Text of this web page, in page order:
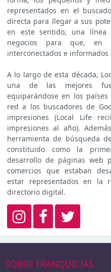
representados en el
directa para llegar a sus
en este sentido, una línea
negocios para que, en
interconectados e informados
A lo largo de esta década,
una de las mejores
equiparándose en los
red a los buscadores de
impresiones (Local Life
impresiones al año).
herramienta de búsqueda
constituido como la
desarrollo de páginas web
comercios que estaban
estar representados en
directorio digital.
SOBRE FRANQUICIAS